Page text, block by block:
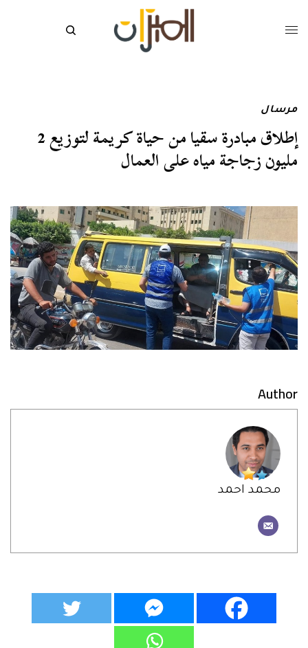
مرسال
إطلاق مبادرة سقيا من حياة كريمة لتوزيع 2
مليون زجاجة مياه على العمال
Author
محمد احمد